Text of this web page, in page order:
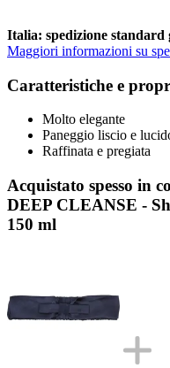
Italia: spedizione standard
Maggiori informazioni su
Caratteristiche e
Molto elegante
Paneggio liscio e
Raffinata e pregiata
Acquistato spesso in
DEEP CLEANSE -
150 ml